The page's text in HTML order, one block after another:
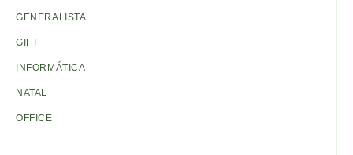
GENERALISTA
GIFT
INFORMÁTICA
NATAL
OFFICE